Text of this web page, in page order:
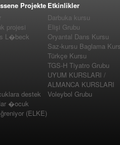
Projekte
projesi
L�beck
destek
�ocuk
(ELKE)
Etkinlikler
Darbuka kursu
Elişi Grubu
Oryantal Dans Kursu
Saz-kursu Baglama
Türkçe Kursu
TGS-H Tiyatro Grubu
UYUM KURSLARI /
ALMANCA KURSLARI
Voleybol Grubu